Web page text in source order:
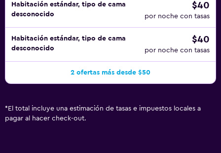
Habitación estándar, tipo de cama
desconocido
$40
por noche con tasas
Habitación estándar, tipo de cama
desconocido
$40
por noche con tasas
2 ofertas más desde $50
* El total incluye una estimación de tasas e impuestos locales a
pagar al hacer check-out.